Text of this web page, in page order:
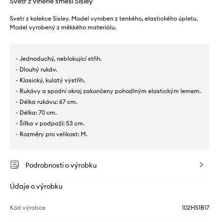
Svetr z kolekce Sisley. Model vyroben z tenkého, elastického úpletu.
Model vyrobený z měkkého materiálu.
- Jednoduchý, neblokující střih.
- Dlouhý rukáv.
- Klasický, kulatý výstřih.
- Rukávy a spodní okraj zakončeny pohodlným elastickým lemem.
- Délka rukávu: 67 cm.
- Délka: 70 cm.
- Šířka v podpaží: 53 cm.
- Rozměry pro velikost: M.
Podrobnosti o výrobku
Údaje o výrobku
Kód výrobce 102HS1B17